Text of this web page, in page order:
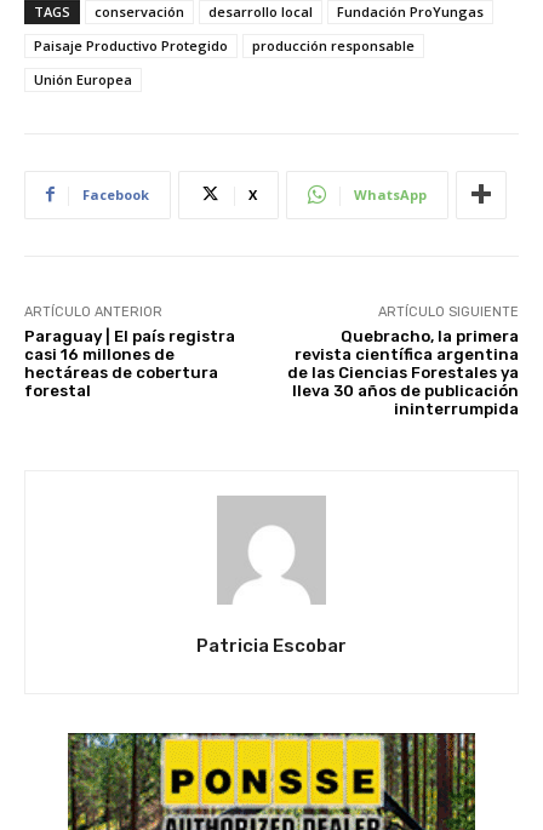
TAGS conservación desarrollo local
Fundación ProYungas
Paisaje Productivo Protegido
producción responsable
Unión Europea
Facebook X WhatsApp
ARTÍCULO ANTERIOR
Paraguay | El país registra
casi 16 millones de
hectáreas de cobertura
forestal
ARTÍCULO SIGUIENTE
Quebracho, la primera
revista científica argentina
de las Ciencias Forestales ya
lleva 30 años de publicación
ininterrumpida
Patricia Escobar